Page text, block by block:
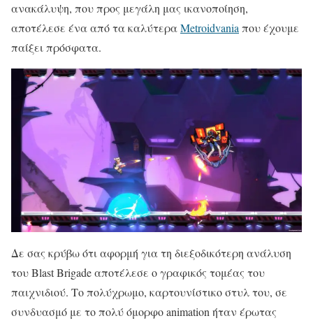
ανακάλυψη, που προς μεγάλη μας ικανοποίηση,
αποτέλεσε ένα από τα καλύτεραMetroidvania που έχουμε
παίξει πρόσφατα.
Δε σας κρύβω ότι αφορμή για τη διεξοδικότερη ανάλυση
του Blast Brigade αποτέλεσε ο γραφικός τομέας του
παιχνιδιού. Το πολύχρωμο, καρτουνίστικο στυλ του, σε
συνδυασμό με το πολύ όμορφο animation ήταν έρωτας